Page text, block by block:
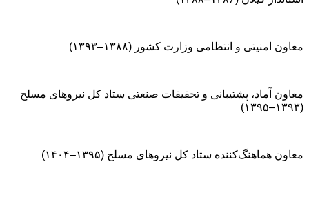
معاون امنیتی و انتظامی وزارت کشور (۱۳۸۸–۱۳۹۳)
معاون آماد، پشتیبانی و تحقیقات صنعتی ستاد کل نیروهای مسلح
(۱۳۹۳–۱۳۹۵)
معاون هماهنگ‌کننده ستاد کل نیروهای مسلح (۱۳۹۵–۱۴۰۴)